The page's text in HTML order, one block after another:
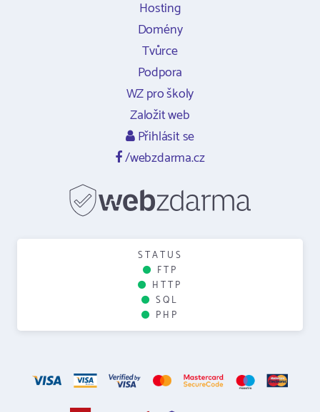
Hosting
Domény
Tvůrce
Podpora
WZ pro školy
Založit web
Přihlásit se
/webzdarma.cz
STATUS
FTP
HTTP
SQL
PHP